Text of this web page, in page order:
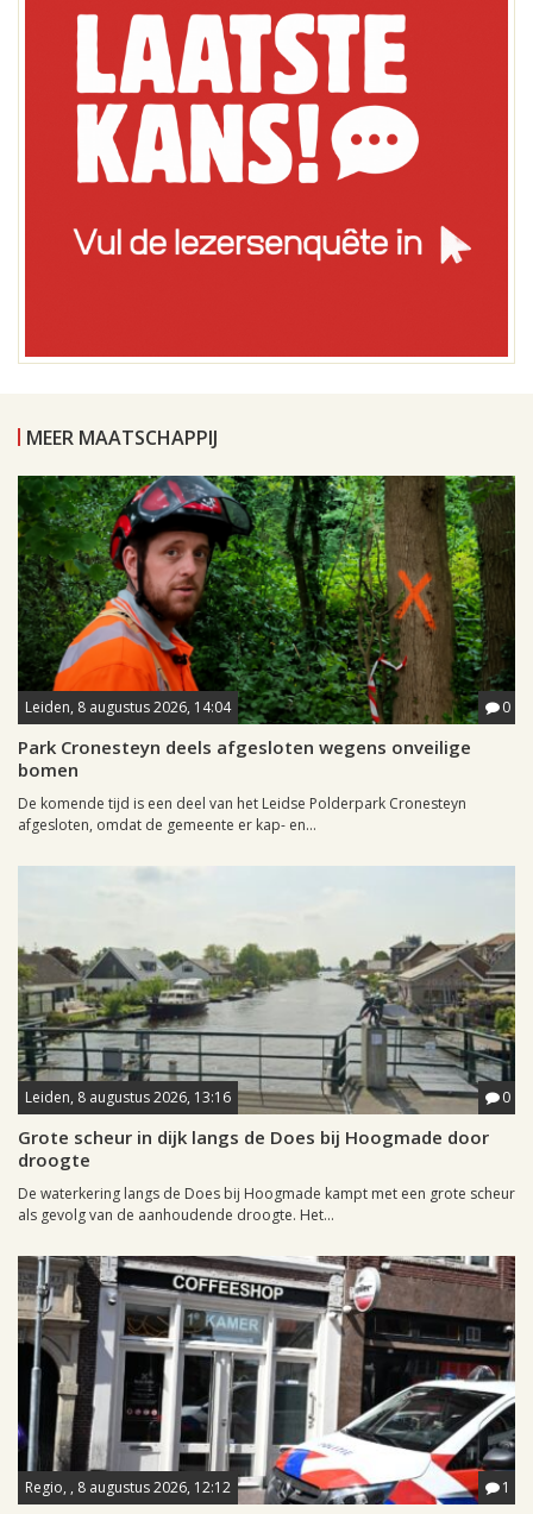
MEER MAATSCHAPPIJ
Leiden, 8 augustus 2026, 14:04 0
Park Cronesteyn deels afgesloten wegens onveilige
bomen
De komende tijd is een deel van het Leidse Polderpark Cronesteyn
afgesloten, omdat de gemeente er kap- en...
Leiden, 8 augustus 2026, 13:16 0
Grote scheur in dijk langs de Does bij Hoogmade door
droogte
De waterkering langs de Does bij Hoogmade kampt met een grote scheur
als gevolg van de aanhoudende droogte. Het...
Regio, , 8 augustus 2026, 12:12 1